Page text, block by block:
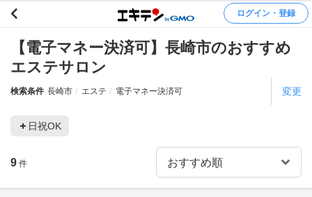
ログイン・登録
【電子マネー決済可】長崎市のおすすめ
エステサロン
検索条件 長崎市 エステ 電子マネー決済可 変更
日祝OK
9 件